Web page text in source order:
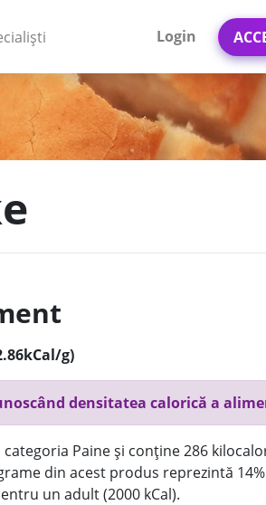
Login
g)
densitatea calorică a
Paine și conține 286
din acest produs reprezintă
un adult (2000 kCal).